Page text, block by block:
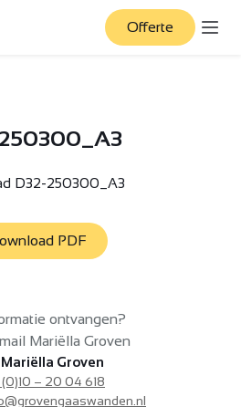
Offerte
D32-250300_A3
PDF
ontvangen?
Mariëlla Groven
Mariëlla Groven
(0)10 – 20 04 618